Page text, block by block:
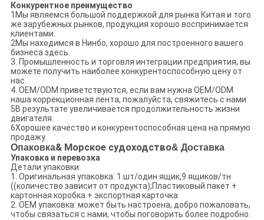
Конкурентное преимущество
1Мы являемся большой поддержкой для рынка Китая и того
же зарубежных рынков, продукция хорошо воспринимается
клиентами.
2Мы находимся в Нинбо, хорошо для построенного вашего
бизнеса здесь.
3. Промышленность и торговля интеграции предприятия, вы
можете получить наиболее конкурентоспособную цену от
нас.
4. OEM/ODM приветствуются, если вам нужна OEM/ODM
наша коррекционная лента, пожалуйста, свяжитесь с нами
5В результате увеличивается продолжительность жизни
двигателя.
6Хорошее качество и конкурентоспособная цена на прямую
продажу
Опаковка& Морское судоходство& Доставка
Упаковка и перевозка
Детали упаковки:
1. Оригинальная упаковка: 1 шт/один ящик,9 ящиков/тн
((количество зависит от продукта);Пластиковый пакет +
картонная коробка + экспортная карточка
2. OEM упаковка: может быть настроена, добро пожаловать,
чтобы связаться с нами, чтобы поговорить более подробно.